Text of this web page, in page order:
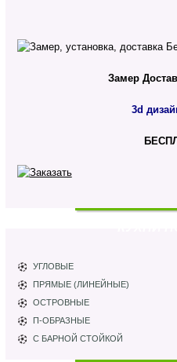
Замер
3d
УГЛОВЫЕ
ПРЯМЫЕ (ЛИНЕЙНЫЕ)
ОСТРОВНЫЕ
П-ОБРАЗНЫЕ
С БАРНОЙ СТОЙКОЙ